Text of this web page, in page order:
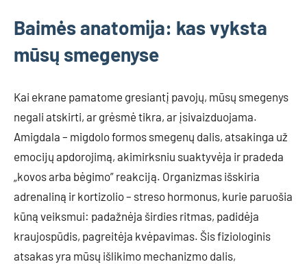
Baimės anatomija: kas vyksta
mūsų smegenyse
Kai ekrane pamatome gresiantį pavojų, mūsų smegenys
negali atskirti, ar grėsmė tikra, ar įsivaizduojama.
Amigdala – migdolo formos smegenų dalis, atsakinga už
emocijų apdorojimą, akimirksniu suaktyvėja ir pradeda
„kovos arba bėgimo” reakciją. Organizmas išskiria
adrenaliną ir kortizolio – streso hormonus, kurie paruošia
kūną veiksmui: padažnėja širdies ritmas, padidėja
kraujospūdis, pagreitėja kvėpavimas. Šis fiziologinis
atsakas yra mūsų išlikimo mechanizmo dalis,